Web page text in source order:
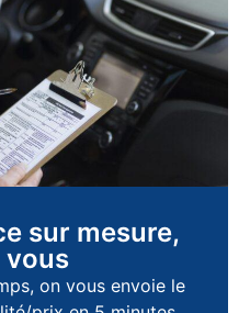
sur mesure,
vous
on vous envoie le